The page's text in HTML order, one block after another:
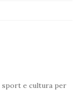
sport e cultura per